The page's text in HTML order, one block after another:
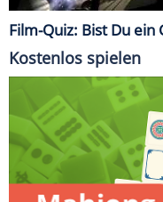
Film-Quiz: Bist Du ein
Kostenlos spielen